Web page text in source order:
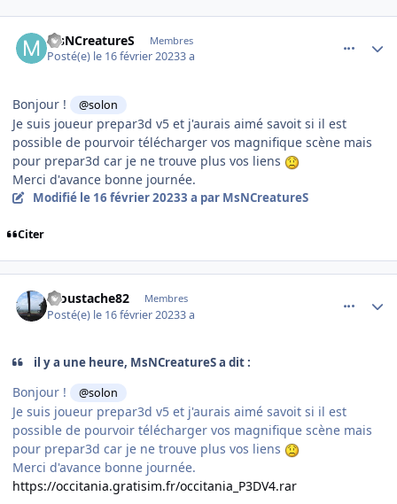
MsNCreatureS Membres
Posté(e) le 16 février 20233 a
Bonjour ! @solon
Je suis joueur prepar3d v5 et j'aurais aimé savoit si il est
possible de pourvoir télécharger vos magnifique scène mais
pour prepar3d car je ne trouve plus vos liens
Merci d'avance bonne journée.
Modifié le 16 février 20233 a par MsNCreatureS
Citer
moustache82 Membres
Posté(e) le 16 février 20233 a
il y a une heure, MsNCreatureS a dit :
Bonjour ! @solon
Je suis joueur prepar3d v5 et j'aurais aimé savoit si il est
possible de pourvoir télécharger vos magnifique scène mais
pour prepar3d car je ne trouve plus vos liens
Merci d'avance bonne journée.
https://occitania.gratisim.fr/occitania_P3DV4.rar